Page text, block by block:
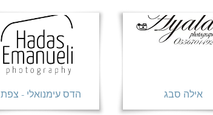
הדס עימנואלי - צפת אילה סבג